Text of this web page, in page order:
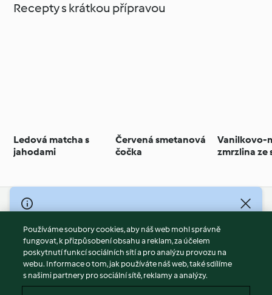
Recepty s krátkou přípravou
Ledová matcha s
jahodami
Červená smetanová
čočka
Vanilkovo-
zmrzlina ze
© Copyright 2026
Podmínky užívání
Zásady ochrany osobních údajů
Vyloučení odpovědnosti
Tiráž
Používáme soubory cookies, aby náš web mohl správně
fungovat, k přizpůsobení obsahu a reklam, za účelem
poskytnutí funkcí sociálních sítí a pro analýzu provozu na
webu. Informace o tom, jak používáte náš web, také sdílíme
s našimi partnery pro sociální sítě, reklamy a analýzy.